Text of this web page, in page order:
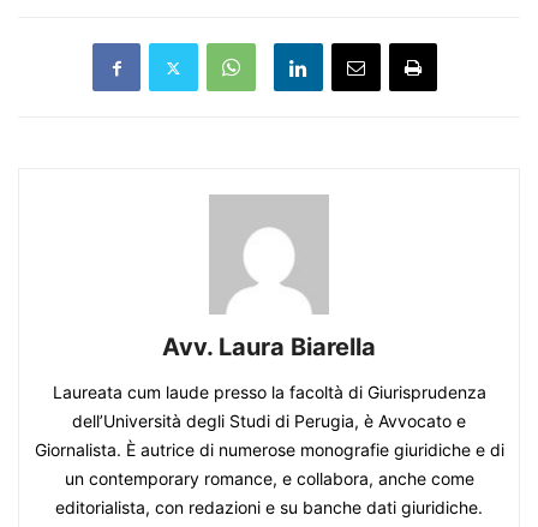
Avv. Laura Biarella
Laureata cum laude presso la facoltà di Giurisprudenza
dell’Università degli Studi di Perugia, è Avvocato e
Giornalista. È autrice di numerose monografie giuridiche e di
un contemporary romance, e collabora, anche come
editorialista, con redazioni e su banche dati giuridiche.